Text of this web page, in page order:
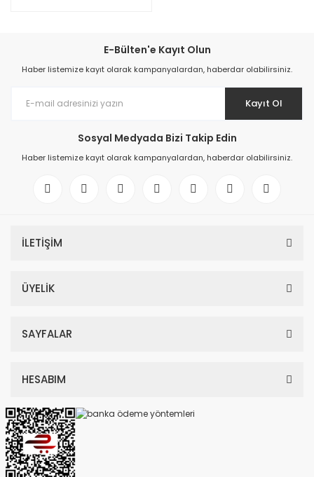
E-Bülten'e Kayıt Olun
Haber listemize kayıt olarak kampanyalardan, haberdar olabilirsiniz.
Kayıt Ol
Sosyal Medyada Bizi Takip Edin
Haber listemize kayıt olarak kampanyalardan, haberdar olabilirsiniz.
İLETİŞİM
ÜYELİK
SAYFALAR
HESABIM